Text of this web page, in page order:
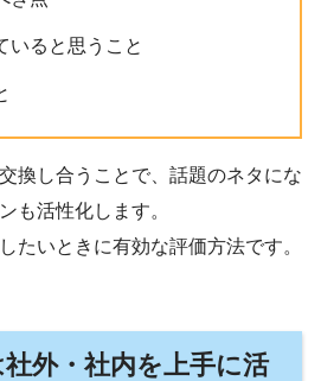
いると思うこと
換し合うことで、話題のネタにな
も活性化します。
たいときに有効な評価方法です。
外・社内を上手に活